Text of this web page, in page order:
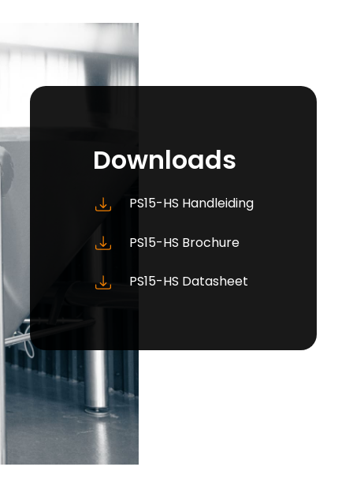
Downloads
PS15-HS Handleiding
PS15-HS Brochure
PS15-HS Datasheet